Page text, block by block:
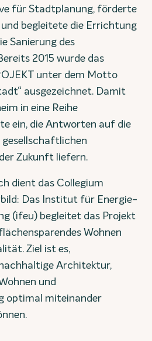
für Stadtplanung, förderte
begleitete die Errichtung
Sanierung des
2015 wurde das
unter dem Motto
ausgezeichnet. Damit
in eine Reihe
ein, die Antworten auf die
Zukunft liefern.
dient das Collegium
Das Institut für Energie-
(ifeu) begleitet das Projekt
Wohnen
Ziel ist es,
Architektur,
und
optimal miteinander